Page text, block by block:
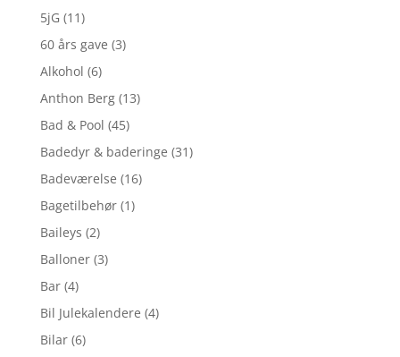
5jG (11)
60 års gave (3)
Alkohol (6)
Anthon Berg (13)
Bad & Pool (45)
Badedyr & baderinge (31)
Badeværelse (16)
Bagetilbehør (1)
Baileys (2)
Balloner (3)
Bar (4)
Bil Julekalendere (4)
Bilar (6)